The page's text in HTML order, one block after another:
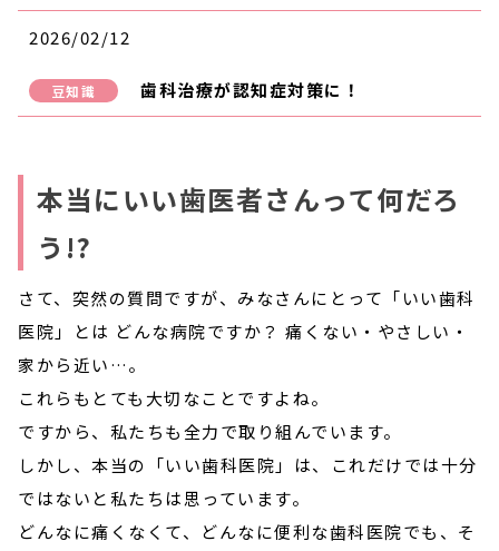
2026/02/12
豆知識 歯科治療が認知症対策に！
本当にいい歯医者さんって何だろ
う!?
さて、突然の質問ですが、みなさんにとって「いい歯科
医院」とは どんな病院ですか？ 痛くない・やさしい・
家から近い…。
これらもとても大切なことですよね。
ですから、私たちも全力で取り組んでいます。
しかし、本当の「いい歯科医院」は、これだけでは十分
ではないと私たちは思っています。
どんなに痛くなくて、どんなに便利な歯科医院でも、そ